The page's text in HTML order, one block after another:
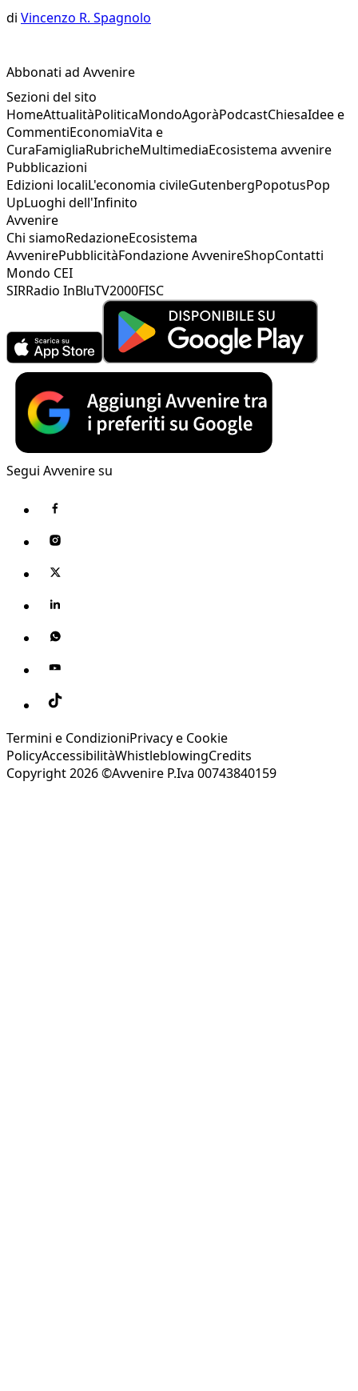
di Vincenzo R. Spagnolo
Abbonati ad Avvenire
Sezioni del sito
HomeAttualitàPoliticaMondoAgoràPodcastChiesaIdee e
CommentiEconomiaVita e
CuraFamigliaRubricheMultimediaEcosistema avvenire
Pubblicazioni
Edizioni localiL'economia civileGutenbergPopotusPop
UpLuoghi dell'Infinito
Avvenire
Chi siamoRedazioneEcosistema
AvvenirePubblicitàFondazione AvvenireShopContatti
Mondo CEI
SIRRadio InBluTV2000FISC
Segui Avvenire su
Termini e CondizioniPrivacy e Cookie
PolicyAccessibilitàWhistleblowingCredits
Copyright 2026 ©Avvenire P.Iva 00743840159